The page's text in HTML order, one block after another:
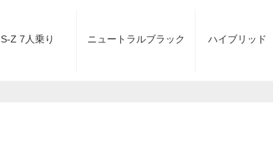
S-Z 7人乗り ニュートラルブラック ハイブリッド